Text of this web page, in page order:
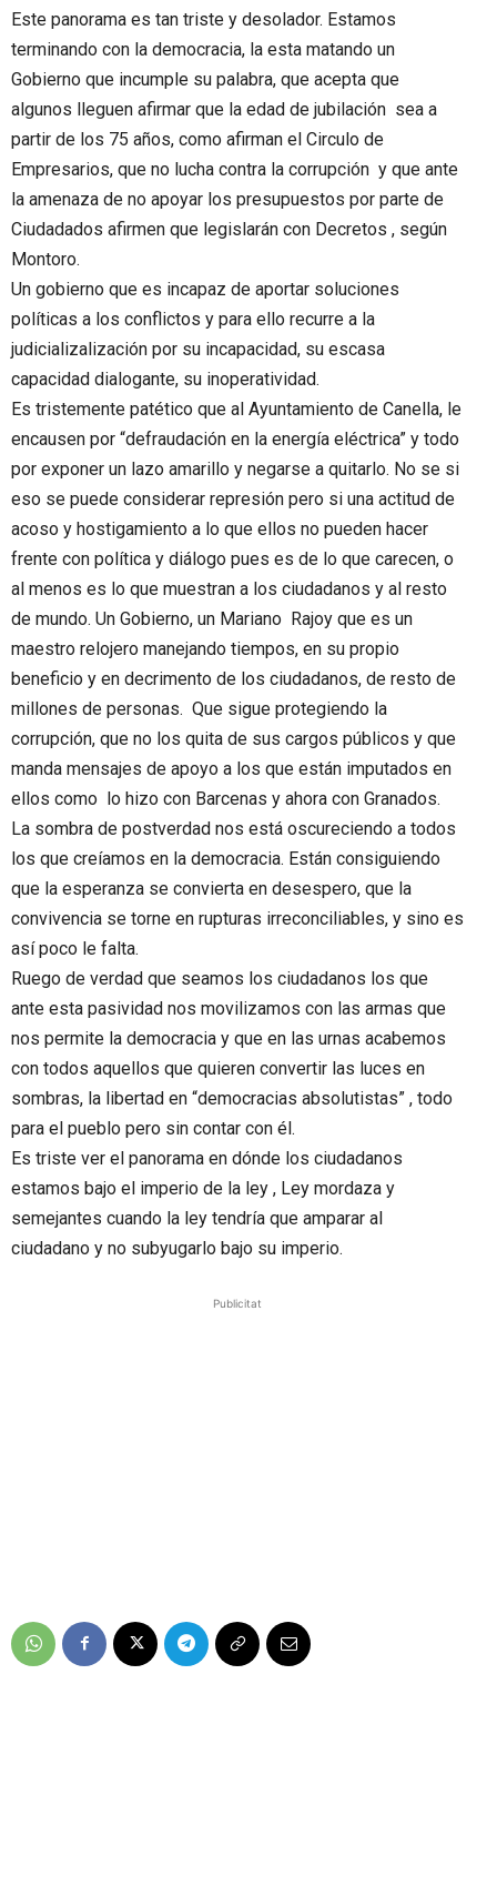
Este panorama es tan triste y desolador. Estamos
terminando con la democracia, la esta matando un
Gobierno que incumple su palabra, que acepta que
algunos lleguen afirmar que la edad de jubilación sea a
partir de los 75 años, como afirman el Circulo de
Empresarios, que no lucha contra la corrupción y que ante
la amenaza de no apoyar los presupuestos por parte de
Ciudadados afirmen que legislarán con Decretos , según
Montoro.
Un gobierno que es incapaz de aportar soluciones
políticas a los conflictos y para ello recurre a la
judicializalización por su incapacidad, su escasa
capacidad dialogante, su inoperatividad.
Es tristemente patético que al Ayuntamiento de Canella, le
encausen por “defraudación en la energía eléctrica” y todo
por exponer un lazo amarillo y negarse a quitarlo. No se si
eso se puede considerar represión pero si una actitud de
acoso y hostigamiento a lo que ellos no pueden hacer
frente con política y diálogo pues es de lo que carecen, o
al menos es lo que muestran a los ciudadanos y al resto
de mundo. Un Gobierno, un Mariano Rajoy que es un
maestro relojero manejando tiempos, en su propio
beneficio y en decrimento de los ciudadanos, de resto de
millones de personas. Que sigue protegiendo la
corrupción, que no los quita de sus cargos públicos y que
manda mensajes de apoyo a los que están imputados en
ellos como lo hizo con Barcenas y ahora con Granados.
La sombra de postverdad nos está oscureciendo a todos
los que creíamos en la democracia. Están consiguiendo
que la esperanza se convierta en desespero, que la
convivencia se torne en rupturas irreconciliables, y sino es
así poco le falta.
Ruego de verdad que seamos los ciudadanos los que
ante esta pasividad nos movilizamos con las armas que
nos permite la democracia y que en las urnas acabemos
con todos aquellos que quieren convertir las luces en
sombras, la libertad en “democracias absolutistas” , todo
para el pueblo pero sin contar con él.
Es triste ver el panorama en dónde los ciudadanos
estamos bajo el imperio de la ley , Ley mordaza y
semejantes cuando la ley tendría que amparar al
ciudadano y no subyugarlo bajo su imperio.
Publicitat